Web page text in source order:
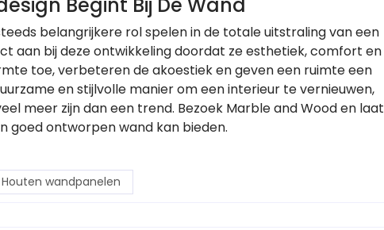
belangrijkere rol spelen in de totale uitstraling van een
aan bij deze ontwikkeling doordat ze esthetiek, comfort en
toe, verbeteren de akoestiek en geven een ruimte een
en stijlvolle manier om een interieur te vernieuwen,
meer zijn dan een trend. Bezoek Marble and Wood en laat
goed ontworpen wand kan bieden.
Houten wandpanelen